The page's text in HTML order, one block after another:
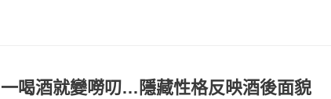
一喝酒就變嘮叨…隱藏性格反映酒後面貌